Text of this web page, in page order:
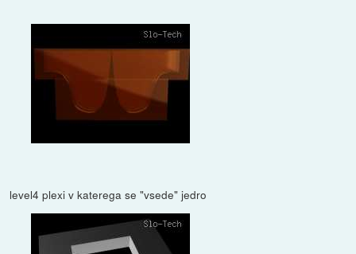
level4 plexi v katerega se "vsede" jedro